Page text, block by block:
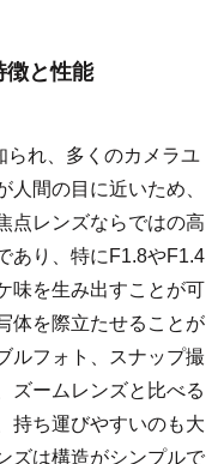
徴と性能
られ、多くのカメラユ
間の目に近いため、
点レンズならではの高
あり、特にF1.8やF1.4
味を生み出すことが可
体を際立たせることが
ルフォト、スナップ撮
ズームレンズと比べる
持ち運びやすいのも大
ズは構造がシンプルで